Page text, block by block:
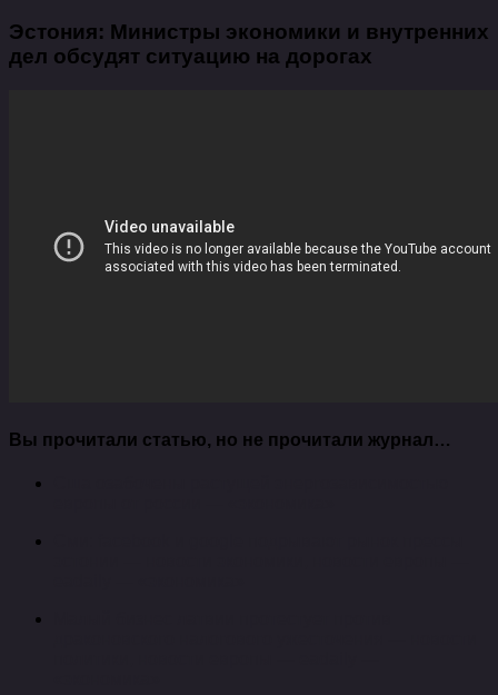
Эстония: Министры экономики и внутренних
дел обсудят ситуацию на дорогах
Вы прочитали статью, но не прочитали журнал…